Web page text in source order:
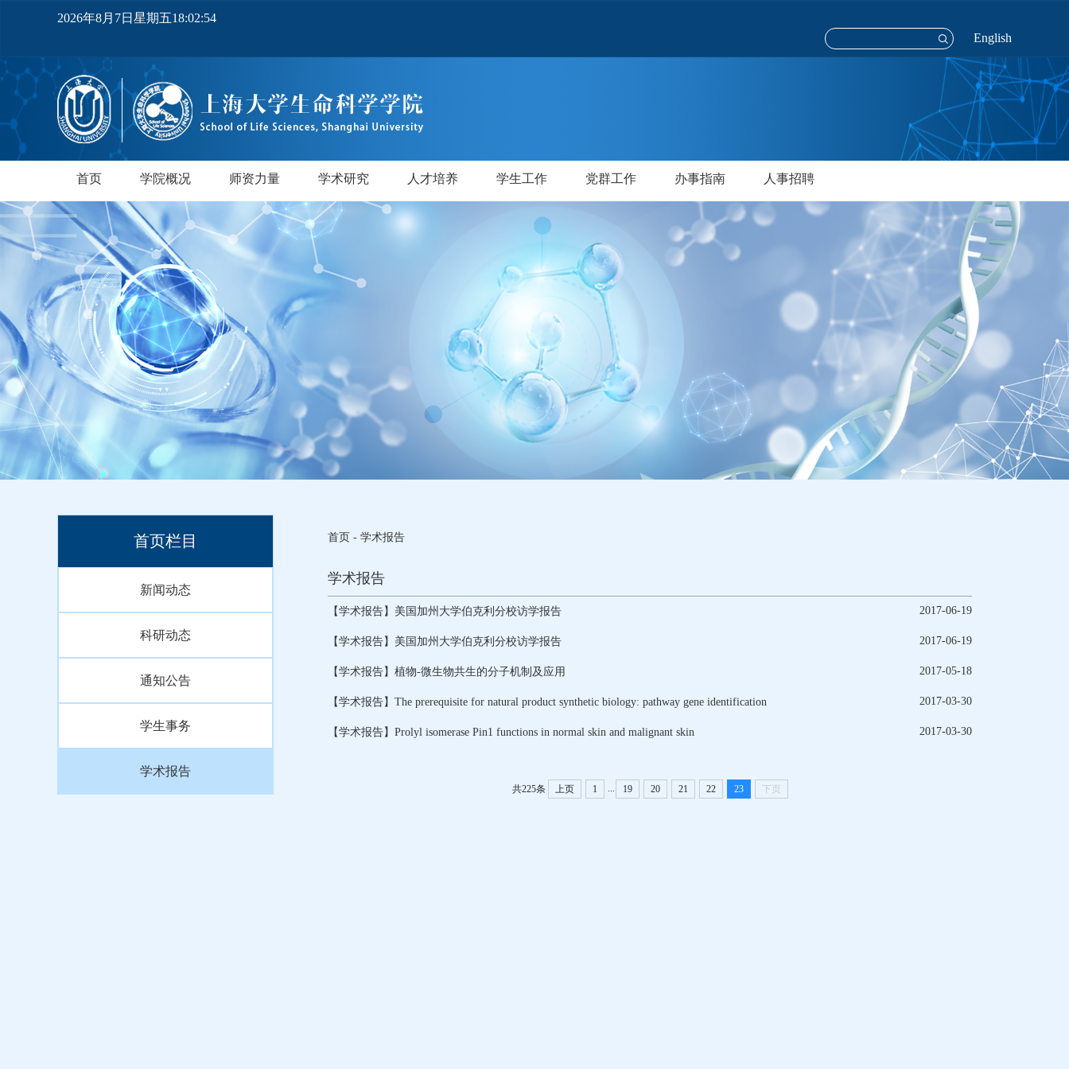
2026年8月7日星期五18:02:55
English
首页 学院概况
学院简介
党政领导
机构设置 研究所
实验中心
师资力量
领军人才 领军人才
教师队伍 正高级
副高级
中级
博士后
行业导师
学术研究
PI实验室
人才培养
本科教学 专业介绍
培养方案
规章制度
研究生教育 专业介绍
培养方案
规章制度
学位授权点建设
学生工作 党群工作 办事指南 人事招聘
首页栏目
新闻动态
科研动态
通知公告
学生事务
学术报告
首页 - 学术报告
学术报告
【学术报告】美国加州大学伯克利分校访学报告 2017-06-19
【学术报告】美国加州大学伯克利分校访学报告 2017-06-19
【学术报告】植物-微生物共生的分子机制及应用 2017-05-18
【学术报告】The prerequisite for natural product synthetic biology: pathway gene identification 2017-03-30
【学术报告】Prolyl isomerase Pin1 functions in normal skin and malignant skin 2017-03-30
共225条 上页 1 19 20 21 22 23 下页